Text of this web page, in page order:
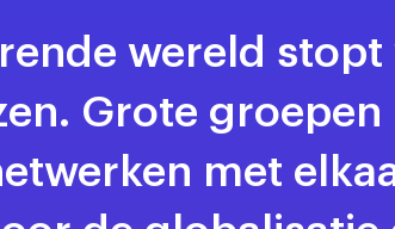
wereld
Grote
met